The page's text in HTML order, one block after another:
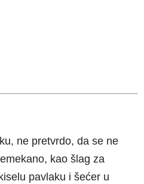
ne pretvrdo, da se ne
kao šlag za
pavlaku i šećer u